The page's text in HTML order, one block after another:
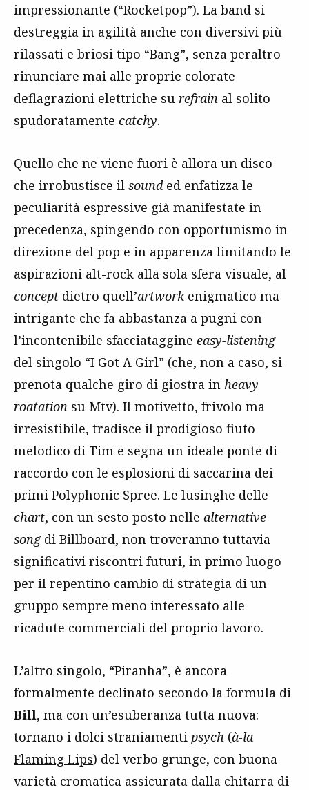
impressionante (“Rocketpop”). La band si
destreggia in agilità anche con diversivi più
rilassati e briosi tipo “Bang”, senza peraltro
rinunciare mai alle proprie colorate
deflagrazioni elettriche su refrain al solito
spudoratamente catchy.
Quello che ne viene fuori è allora un disco
che irrobustisce il sounded enfatizza le
peculiarità espressive già manifestate in
precedenza, spingendo con opportunismo in
direzione del pop e in apparenza limitando le
aspirazioni alt-rock alla sola sfera visuale, al
concept dietro quell’artworkenigmatico ma
intrigante che fa abbastanza a pugni con
l’incontenibile sfacciataggine easy-listening
del singolo “I Got A Girl” (che, non a caso, si
prenota qualche giro di giostra in heavy
roatation su Mtv). Il motivetto, frivolo ma
irresistibile, tradisce il prodigioso fiuto
melodico di Tim e segna un ideale ponte di
raccordo con le esplosioni di saccarina dei
primi Polyphonic Spree. Le lusinghe delle
chart, con un sesto posto nelle alternative
songdi Billboard, non troveranno tuttavia
significativi riscontri futuri, in primo luogo
per il repentino cambio di strategia di un
gruppo sempre meno interessato alle
ricadute commerciali del proprio lavoro.
L’altro singolo, “Piranha”, è ancora
formalmente declinato secondo la formula di
Bill, ma con un’esuberanza tutta nuova:
tornano i dolci straniamenti psych (à-la
Flaming Lips) del verbo grunge, con buona
varietà cromatica assicurata dalla chitarra di